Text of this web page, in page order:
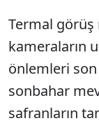
Termal
kameraların
önlemleri son
sonbahar
safranların